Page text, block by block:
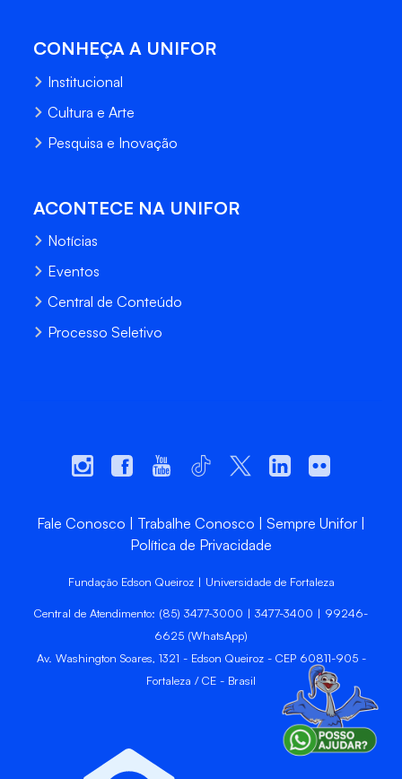
CONHEÇA A UNIFOR
Institucional
Cultura e Arte
Pesquisa e Inovação
ACONTECE NA UNIFOR
Notícias
Eventos
Central de Conteúdo
Processo Seletivo
Fale Conosco Trabalhe Conosco
Sempre Unifor
Política de Privacidade
Fundação Edson Queiroz | Universidade de Fortaleza
Central de Atendimento: (85) 3477-3000 | 3477-3400 | 99246-
6625 (WhatsApp)
Av. Washington Soares, 1321 - Edson Queiroz - CEP 60811-905 -
Fortaleza / CE - Brasil